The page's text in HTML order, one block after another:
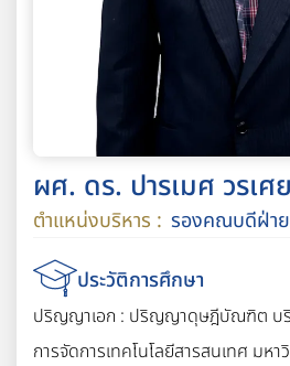
ผศ. ดร. ปารเมศ วรเศ
ตำแหน่งบริหาร : รองคณบดีฝ่า
ประวัติการศึกษา
ปริญญาเอก : ปริญญาดุษฎีบัณฑิต บริ
การจัดการเทคโนโลยีสารสนเทศ มห